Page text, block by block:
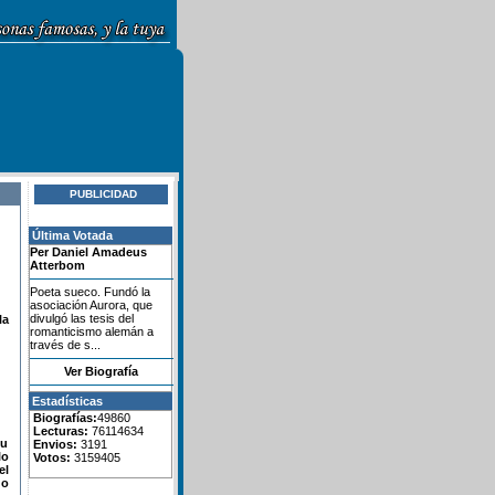
PUBLICIDAD
Última Votada
Per Daniel Amadeus
Atterbom
Poeta sueco. Fundó la
asociación Aurora, que
divulgó las tesis del
romanticismo alemán a
través de s...
Ver Biografía
Estadísticas
Biografías:49860
Lecturas: 76114634
Envios: 3191
Votos: 3159405